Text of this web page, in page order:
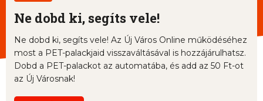
Ne dobd ki, segíts vele!
Ne dobd ki, segíts vele! Az Új Város Online működéséhez
most a PET-palackjaid visszaváltásával is hozzájárulhatsz.
Dobd a PET-palackot az automatába, és add az 50 Ft-ot
az Új Városnak!